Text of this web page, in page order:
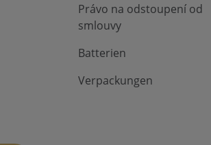
Právo na odstoupení od
smlouvy
Batterien
Verpackungen